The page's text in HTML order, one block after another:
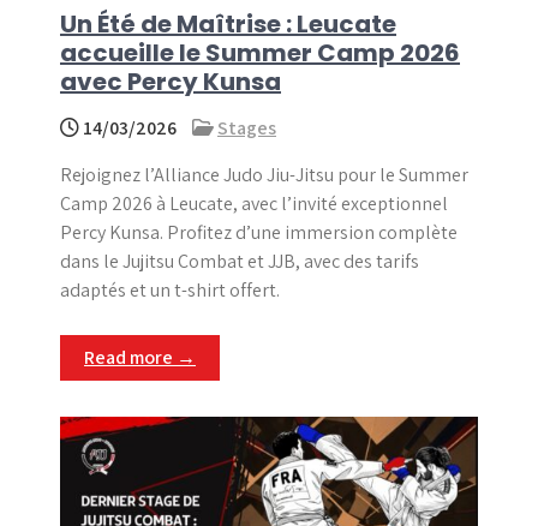
Un Été de Maîtrise : Leucate
accueille le Summer Camp 2026
avec Percy Kunsa
14/03/2026
Stages
Rejoignez l’Alliance Judo Jiu-Jitsu pour le Summer
Camp 2026 à Leucate, avec l’invité exceptionnel
Percy Kunsa. Profitez d’une immersion complète
dans le Jujitsu Combat et JJB, avec des tarifs
adaptés et un t-shirt offert.
Read more →